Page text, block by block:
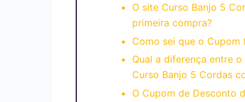
O site Curso Banjo 5
primeira compra?
Como sei que o Cupom
Qual a diferença entre
Curso Banjo 5 Cordas
O Cupom de Desconto